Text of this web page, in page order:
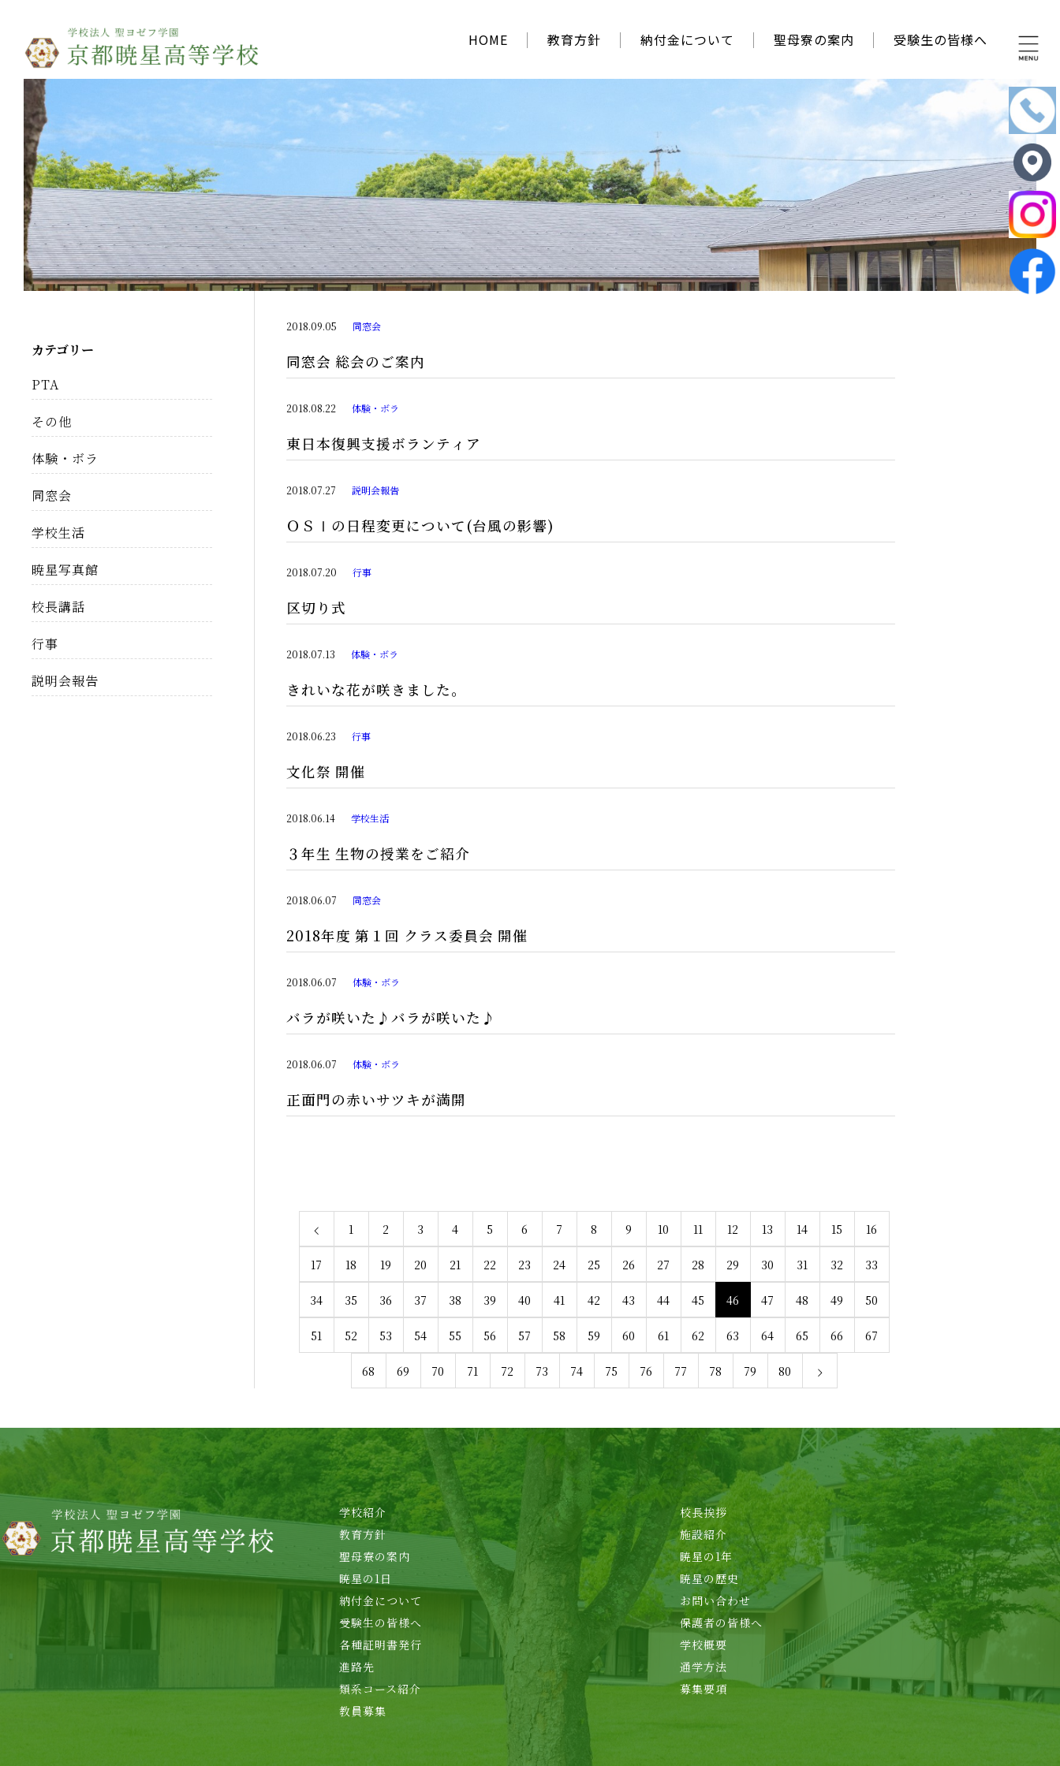
HOME 教育方針 納付金について 聖母寮の案内 受験生の皆様へ
2018.09.05 同窓会
同窓会 総会のご案内
2018.08.22 体験・ボラ
東日本復興支援ボランティア
2018.07.27 説明会報告
ＯＳⅠの日程変更について(台風の影響)
2018.07.20 行事
区切り式
2018.07.13 体験・ボラ
きれいな花が咲きました。
2018.06.23 行事
文化祭 開催
2018.06.14 学校生活
３年生 生物の授業をご紹介
2018.06.07 同窓会
2018年度 第１回 クラス委員会 開催
2018.06.07 体験・ボラ
バラが咲いた♪バラが咲いた♪
2018.06.07 体験・ボラ
正面門の赤いサツキが満開
1 2 3 4 5 6 7 8 9 10 11 12 13 14 15 16
17 18 19 20 21 22 23 24 25 26 27 28 29 30 31 32 33
34 35 36 37 38 39 40 41 42 43 44 45 46 47 48 49 50
51 52 53 54 55 56 57 58 59 60 61 62 63 64 65 66 67
68 69 70 71 72 73 74 75 76 77 78 79 80
カテゴリー
PTA
その他
体験・ボラ
同窓会
学校生活
暁星写真館
校長講話
行事
説明会報告
学校紹介
校長挨拶
教育方針
施設紹介
聖母寮の案内
暁星の1年
暁星の1日
暁星の歴史
納付金について
お問い合わせ
受験生の皆様へ
保護者の皆様へ
各種証明書発行
学校概要
進路先
通学方法
類系コース紹介
募集要項
教員募集